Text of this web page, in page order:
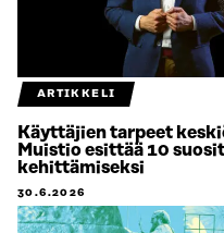
ARTIKKELI
Käyttäjien tarpeet
Muistio esittää 10
kehittämiseksi
30.6.2026